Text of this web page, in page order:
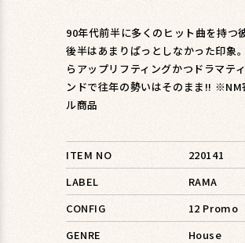
90年代前半に多くのヒット曲を持つ
後半はあまりぱっとしなかった印象
らアップリフティングかつドラマテ
ンドで往年の勢いはそのまま!!
ル商品
ITEM NO
220141
LABEL
RAMA
CONFIG
12 Promo
GENRE
House